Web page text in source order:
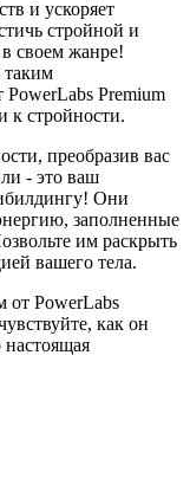
и ускоряет
стройной и
своем жанре!
таким
PowerLabs Premium
к стройности.
преобразив вас
- это ваш
Они
заполненные
им раскрыть
вашего тела.
от PowerLabs
как он